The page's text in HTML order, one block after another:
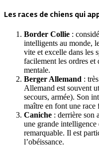
Les races de chiens qui
Border Collie :
intelligents au monde,
vite et excelle dans les
facilement les ordres et
mentale.
Berger Allemand :
Allemand est souvent
secours, armée). Son
maître en font une race
Caniche : derrière son
une grande intelligence
remarquable. Il est
l’obéissance.